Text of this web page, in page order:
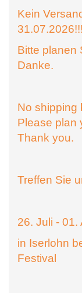
Kein
Bitte planen
Danke.
No shipping
Please plan
Thank you.
Treffen Sie
26. Juli - 01.
in Iserlohn
Festival